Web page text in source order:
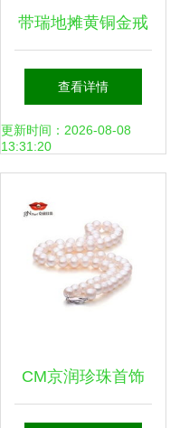
带瑞地摊黄铜金戒
指 金灿灿的海底万
象，低价的珠宝泡
查看详情
更新时间：2026-08-08
13:31:20
CM京润珍珠首饰